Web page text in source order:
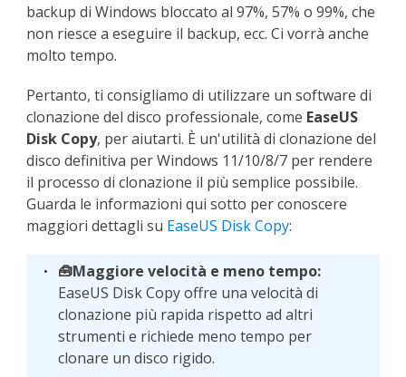
backup di Windows bloccato al 97%, 57% o 99%, che
non riesce a eseguire il backup, ecc. Ci vorrà anche
molto tempo.
Pertanto, ti consigliamo di utilizzare un software di
clonazione del disco professionale, come EaseUS
Disk Copy, per aiutarti. È un'utilità di clonazione del
disco definitiva per Windows 11/10/8/7 per rendere
il processo di clonazione il più semplice possibile.
Guarda le informazioni qui sotto per conoscere
maggiori dettagli su EaseUS Disk Copy:
🧰Maggiore velocità e meno tempo:
EaseUS Disk Copy offre una velocità di
clonazione più rapida rispetto ad altri
strumenti e richiede meno tempo per
clonare un disco rigido.